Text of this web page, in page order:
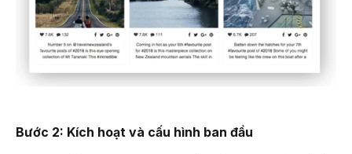
Bước 2: Kích hoạt và cấu hình ban đầu